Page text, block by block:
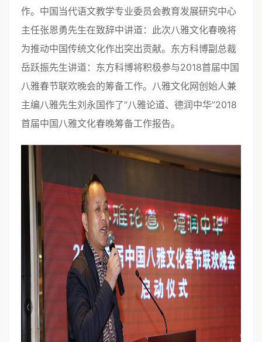
作。中国当代语文教学专业委员会教育发展研究中心
主任张恩勇先生在致辞中讲道：此次八雅文化春晚将
为推动中国传统文化作出突出贡献。东方科博副总裁
岳跃振先生讲道：东方科博将积极参与2018首届中国
八雅春节联欢晚会的筹备工作。八雅文化网创始人兼
主编八雅先生刘永国作了“八雅论道、德润中华”2018
首届中国八雅文化春晚筹备工作报告。